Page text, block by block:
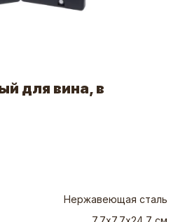
для вина, в
Нержавеющая сталь